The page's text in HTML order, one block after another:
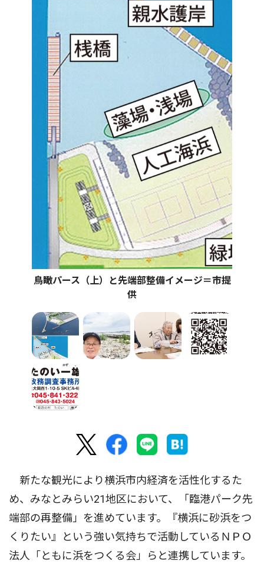
鳥瞰パース（上）と先端部整備イメージ＝市提
供
新たな観光により横浜市内経済を活性化するた
め、みなとみらい21地区において、「臨港パーク先
端部の再整備」を進めています。『横浜に砂浜をつ
くりたい』という強い気持ちで活動しているＮＰＯ
法人「ともに浜をつくる会」らと連携しています。